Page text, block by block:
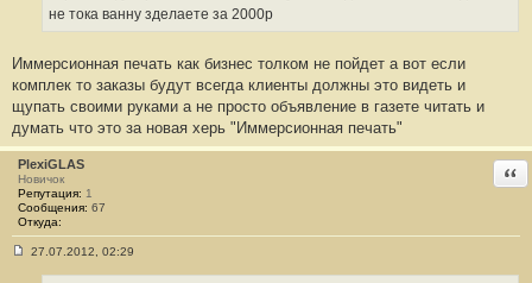
не тока ванну зделаете за 2000р
Иммерсионная печать как бизнес толком не пойдет а вот если
комплек то заказы будут всегда клиенты должны это видеть и
щупать своими руками а не просто объявление в газете читать и
думать что это за новая херь "Иммерсионная печать"
PlexiGLAS
Новичок
Репутация: 1
Сообщения: 67
Откуда:
27.07.2012, 02:29